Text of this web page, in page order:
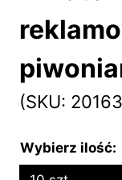
(SKU:
Wybierz ilość: